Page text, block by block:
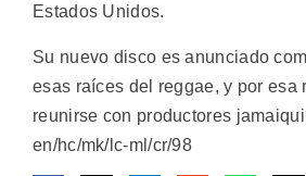
Estados Unidos.
Su nuevo disco es anunciado
esas raíces del reggae, y por esa
reunirse con productores
en/hc/mk/lc-ml/cr/98